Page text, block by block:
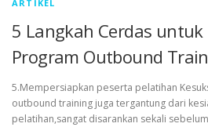
ARTIKEL
5 Langkah Cerdas
Program Outbound
5.Mempersiapkan peserta pelatihan
outbound training juga tergantung dari
pelatihan,sangat disarankan sekali